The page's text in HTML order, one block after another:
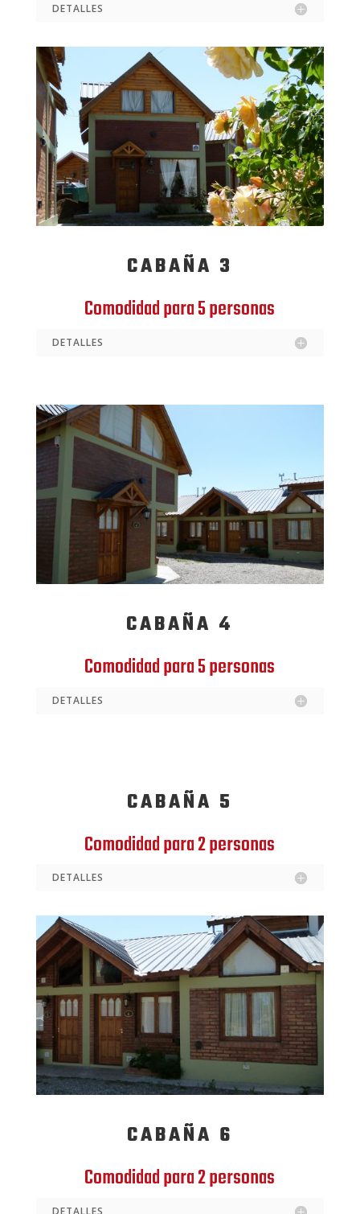
DETALLES
CABAÑA 3
Comodidad para 5 personas
DETALLES
CABAÑA 4
Comodidad para 5 personas
DETALLES
CABAÑA 5
Comodidad para 2 personas
DETALLES
CABAÑA 6
Comodidad para 2 personas
DETALLES